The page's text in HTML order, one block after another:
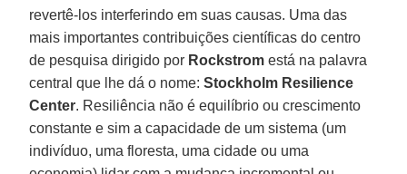
revertê-los interferindo em suas causas. Uma das
mais importantes contribuições científicas do centro
de pesquisa dirigido por Rockstromestá na palavra
central que lhe dá o nome:Stockholm Resilience
Center. Resiliência não é equilíbrio ou crescimento
constante e sim a capacidade de um sistema (um
indivíduo, uma floresta, uma cidade ou uma